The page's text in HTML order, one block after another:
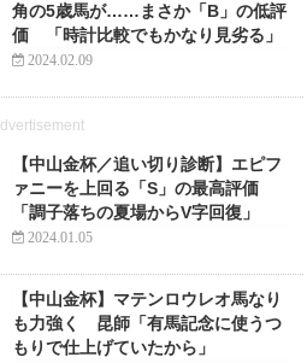
角の5歳馬が……まさか「B」の低評
価 「時計比較でもかなり見劣る」
2024.02.09
【中山金杯／追い切り診断】エピフ
ァニーを上回る「S」の最高評価
「調子落ちの夏場からV字回復」
2024.01.05
【中山金杯】マテンロウレオ馬なり
も力強く 昆師「有馬記念に使うつ
もりで仕上げていたから」